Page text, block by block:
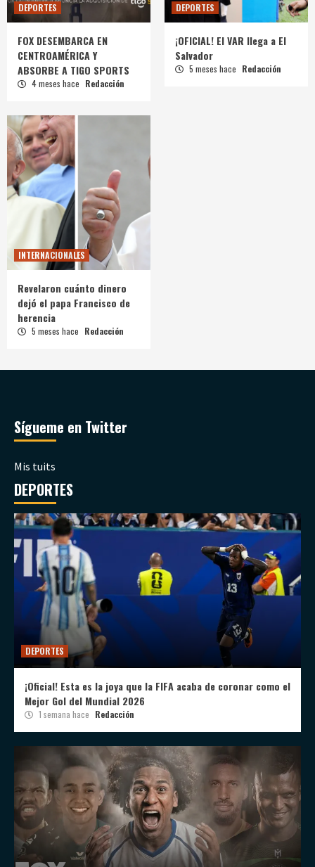
DEPORTES
FOX DESEMBARCA EN
CENTROAMÉRICA Y
ABSORBE A TIGO SPORTS
4 meses hace Redacción
DEPORTES
¡OFICIAL! El VAR llega a El
Salvador
5 meses hace Redacción
INTERNACIONALES
Revelaron cuánto dinero
dejó el papa Francisco de
herencia
5 meses hace Redacción
Sígueme en Twitter
Mis tuits
DEPORTES
DEPORTES
¡Oficial! Esta es la joya que la FIFA acaba de coronar como el
Mejor Gol del Mundial 2026
1 semana hace Redacción